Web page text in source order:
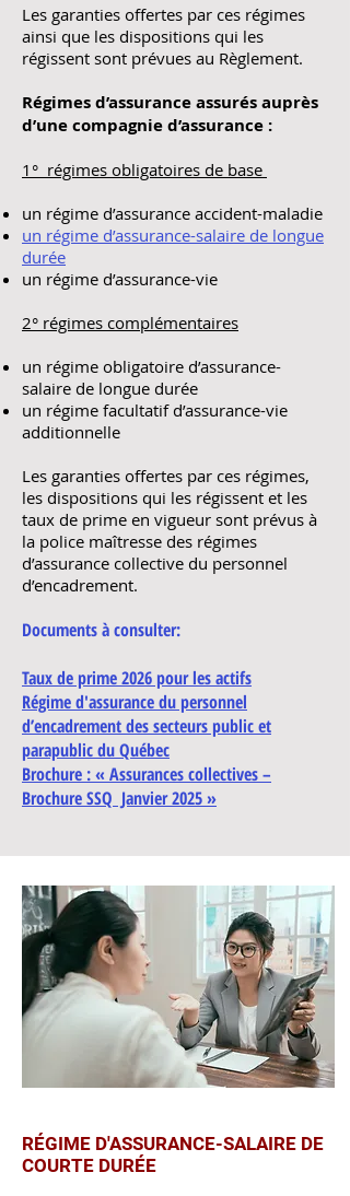
Les garanties offertes par ces régimes
ainsi que les dispositions qui les
régissent sont prévues au Règlement.
Régimes d’assurance assurés auprès
d’une compagnie d’assurance :
1° régimes obligatoires de base
un régime d’assurance accident-maladie
un régime d’assurance-salaire de longue
durée
un régime d’assurance-vie
2° régimes complémentaires
un régime obligatoire d’assurance-
salaire de longue durée
un régime facultatif d’assurance-vie
additionnelle
Les garanties offertes par ces régimes,
les dispositions qui les régissent et les
taux de prime en vigueur sont prévus à
la police maîtresse des régimes
d’assurance collective du personnel
d’encadrement.
Documents à consulter:
Taux de prime 2026 pour les actifs
Régime d'assurance du personnel
d’encadrement des secteurs public et
parapublic du Québec
Brochure : « Assurances collectives –
Brochure SSQ Janvier 2025 »
RÉGIME D'ASSURANCE-SALAIRE DE
COURTE DURÉE